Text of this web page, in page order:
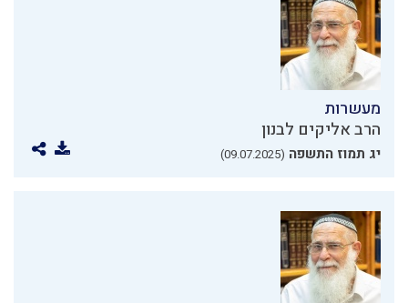
מעשרות
הרב אליקים לבנון
יג תמוז התשפה (09.07.2025)